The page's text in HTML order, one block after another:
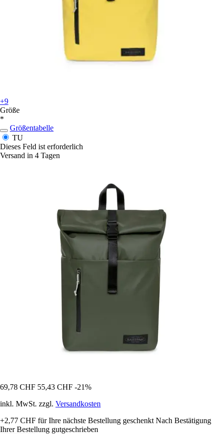
+9
Größe
*
Größentabelle
TU
Dieses Feld ist erforderlich
Versand in 4 Tagen
69,78 CHF 55,43 CHF -21%
inkl. MwSt. zzgl. Versandkosten
+2,77 CHF für Ihre nächste Bestellung geschenkt Nach Bestätigung
Ihrer Bestellung gutgeschrieben